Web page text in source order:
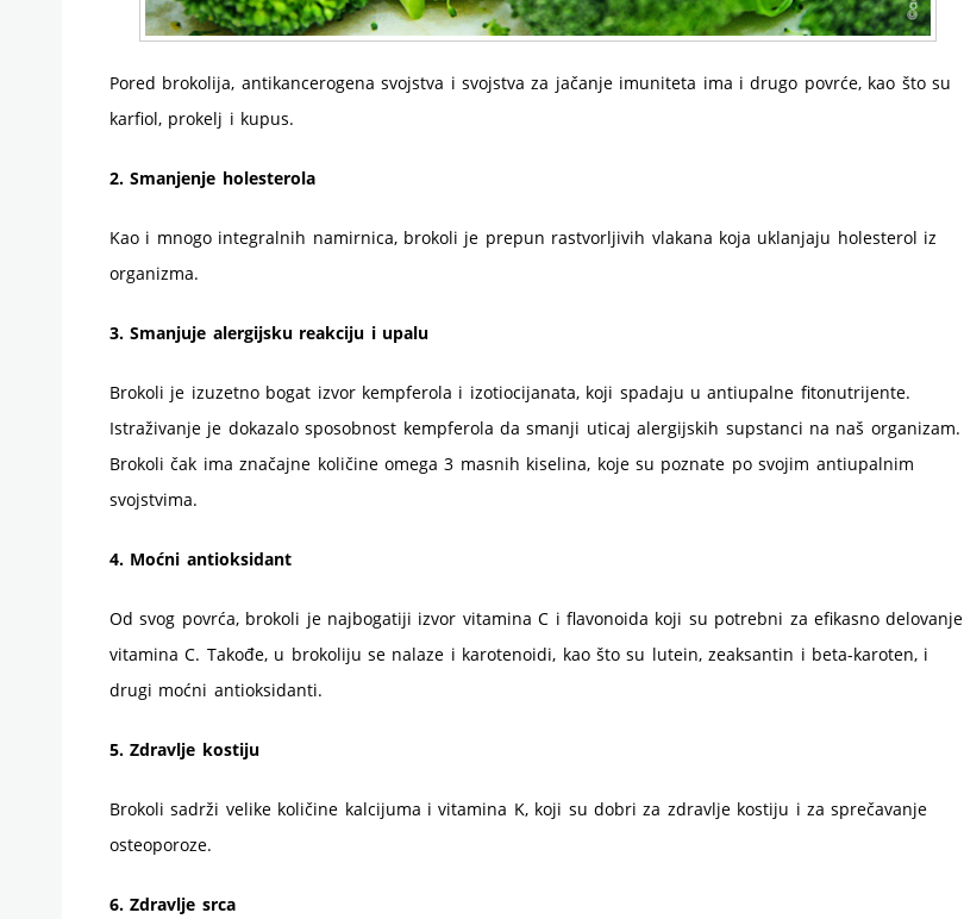
Pored brokolija, antikancerogena svojstva i svojstva za jačanje imuniteta ima i drugo povrće, kao što su
karfiol, prokelj i kupus.
2. Smanjenje holesterola
Kao i mnogo integralnih namirnica, brokoli je prepun rastvorljivih vlakana koja uklanjaju holesterol iz
organizma.
3. Smanjuje alergijsku reakciju i upalu
Brokoli je izuzetno bogat izvor kempferola i izotiocijanata, koji spadaju u antiupalne fitonutrijente.
Istraživanje je dokazalo sposobnost kempferola da smanji uticaj alergijskih supstanci na naš organizam.
Brokoli čak ima značajne količine omega 3 masnih kiselina, koje su poznate po svojim antiupalnim
svojstvima.
4. Moćni antioksidant
Od svog povrća, brokoli je najbogatiji izvor vitamina C i flavonoida koji su potrebni za efikasno delovanje
vitamina C. Takođe, u brokoliju se nalaze i karotenoidi, kao što su lutein, zeaksantin i beta-karoten, i
drugi moćni antioksidanti.
5. Zdravlje kostiju
Brokoli sadrži velike količine kalcijuma i vitamina K, koji su dobri za zdravlje kostiju i za sprečavanje
osteoporoze.
6. Zdravlje srca